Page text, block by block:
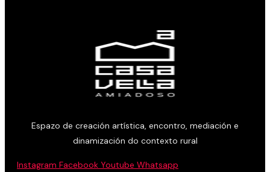
Espazo de creación artística, encontro, mediación e
dinamización do contexto rural
Instagram Facebook Youtube Whatsapp